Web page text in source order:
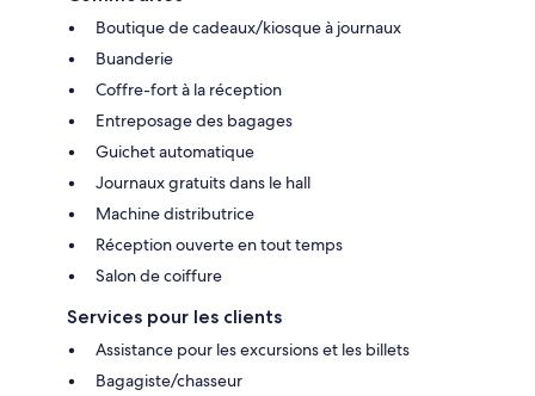
Boutique de cadeaux/kiosque à journaux
Buanderie
Coffre-fort à la réception
Entreposage des bagages
Guichet automatique
Journaux gratuits dans le hall
Machine distributrice
Réception ouverte en tout temps
Salon de coiffure
Services pour les clients
Assistance pour les excursions et les billets
Bagagiste/chasseur